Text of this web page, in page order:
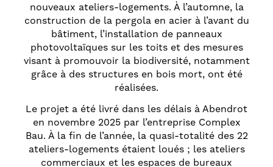
nouveaux ateliers-logements. À l’automne, la
construction de la pergola en acier à l’avant du
bâtiment, l’installation de panneaux
photovoltaïques sur les toits et des mesures
visant à promouvoir la biodiversité, notamment
grâce à des structures en bois mort, ont été
réalisées.
Le projet a été livré dans les délais à Abendrot
en novembre 2025 par l’entreprise Complex
Bau. À la fin de l’année, la quasi-totalité des 22
ateliers-logements étaient loués ; les ateliers
commerciaux et les espaces de bureaux